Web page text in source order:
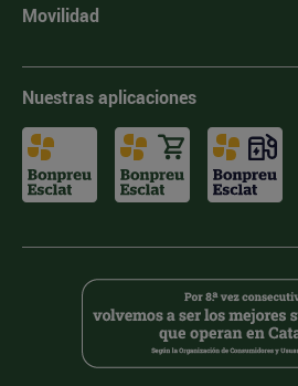
Movilidad
Nuestras aplicaciones